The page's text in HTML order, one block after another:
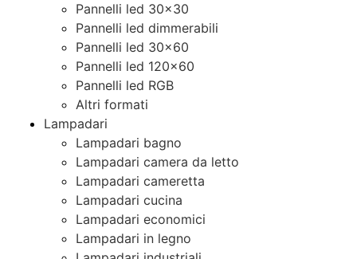
Pannelli led 30×30
Pannelli led dimmerabili
Pannelli led 30×60
Pannelli led 120×60
Pannelli led RGB
Altri formati
Lampadari
Lampadari bagno
Lampadari camera da letto
Lampadari cameretta
Lampadari cucina
Lampadari economici
Lampadari in legno